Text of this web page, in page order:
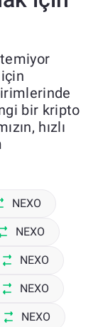
bir kripto
hızlı
NEXO
NEXO
NEXO
NEXO
NEXO